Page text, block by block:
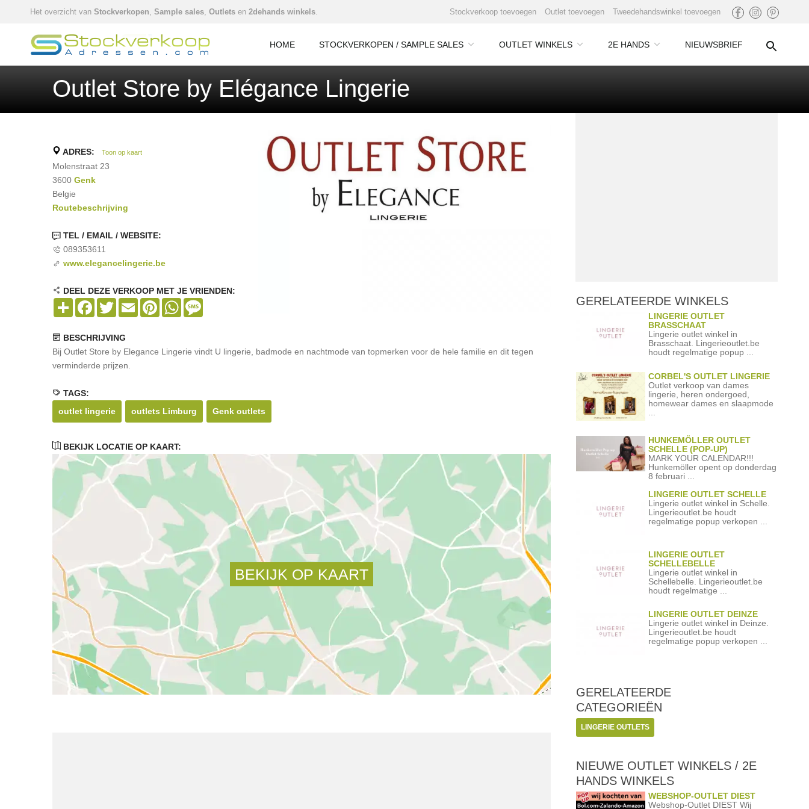
Het overzicht van Stockverkopen, Sample sales, Outlets en 2dehands winkels. Stockverkoop toevoegen Outlet toevoegen Tweedehandswinkel toevoegen
HOME STOCKVERKOPEN / SAMPLE SALES OUTLET WINKELS 2E HANDS NIEUWSBRIEF
Outlet Store by Elégance Lingerie
ADRES: Toon op kaart
Molenstraat 23
3600 Genk
Belgie
Routebeschrijving
TEL / EMAIL / WEBSITE:
089353611
www.elegancelingerie.be
DEEL DEZE VERKOOP MET JE VRIENDEN:
Share Facebook
TwitterEmail PinterestWhatsApp
BESCHRIJVING
Bij Outlet Store by Elegance Lingerie vindt U lingerie, badmode en nachtmode van topmerken voor de hele familie en dit tegen
verminderde prijzen.
TAGS:
outlet lingerie
outlets Limburg Genk outlets
BEKIJK LOCATIE OP KAART:
GERELATEERDE WINKELS
LINGERIE OUTLET
BRASSCHAAT
Lingerie outlet winkel in
Brasschaat. Lingerieoutlet.be
houdt regelmatige popup ...
CORBEL'S OUTLET LINGERIE
Outlet verkoop van dames
lingerie, heren ondergoed,
homewear dames en slaapmode
HUNKEMÖLLER OUTLET
SCHELLE (POP-UP)
MARK YOUR CALENDAR!!!
Hunkemöller opent op donderdag
8 februari ...
LINGERIE OUTLET SCHELLE
Lingerie outlet winkel in Schelle.
Lingerieoutlet.be houdt
regelmatige popup verkopen ...
LINGERIE OUTLET
SCHELLEBELLE
Lingerie outlet winkel in
Schellebelle. Lingerieoutlet.be
houdt regelmatige ...
LINGERIE OUTLET DEINZE
Lingerie outlet winkel in Deinze.
Lingerieoutlet.be houdt
regelmatige popup verkopen ...
GERELATEERDE
CATEGORIEËN
LINGERIE OUTLETS
NIEUWE OUTLET WINKELS / 2E
HANDS WINKELS
WEBSHOP-OUTLET DIEST
Webshop-Outlet DIEST Wij